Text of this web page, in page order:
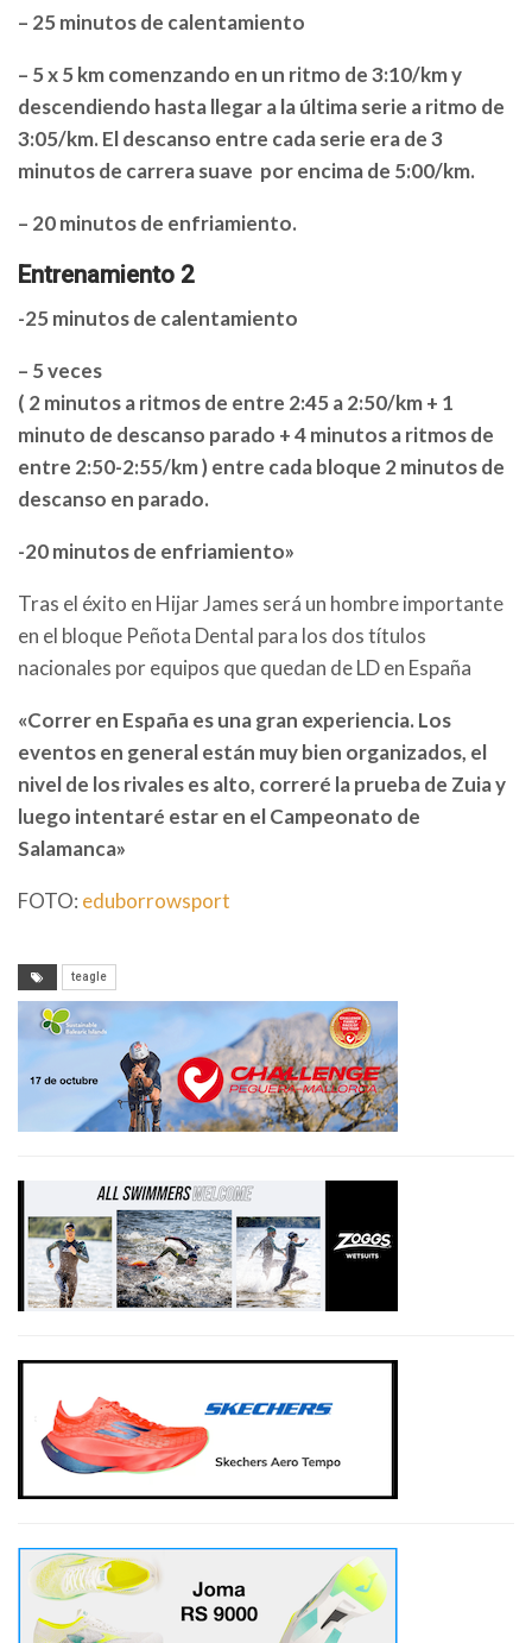
– 25 minutos de calentamiento
– 5 x 5 km comenzando en un ritmo de 3:10/km y
descendiendo hasta llegar a la última serie a ritmo de
3:05/km. El descanso entre cada serie era de 3
minutos de carrera suave por encima de 5:00/km.
– 20 minutos de enfriamiento.
Entrenamiento 2
-25 minutos de calentamiento
– 5 veces
( 2 minutos a ritmos de entre 2:45 a 2:50/km + 1
minuto de descanso parado + 4 minutos a ritmos de
entre 2:50-2:55/km ) entre cada bloque 2 minutos de
descanso en parado.
-20 minutos de enfriamiento»
Tras el éxito en Hijar James será un hombre importante
en el bloque Peñota Dental para los dos títulos
nacionales por equipos que quedan de LD en España
«Correr en España es una gran experiencia. Los
eventos en general están muy bien organizados, el
nivel de los rivales es alto, correré la prueba de Zuia y
luego intentaré estar en el Campeonato de
Salamanca»
FOTO: eduborrowsport
teagle